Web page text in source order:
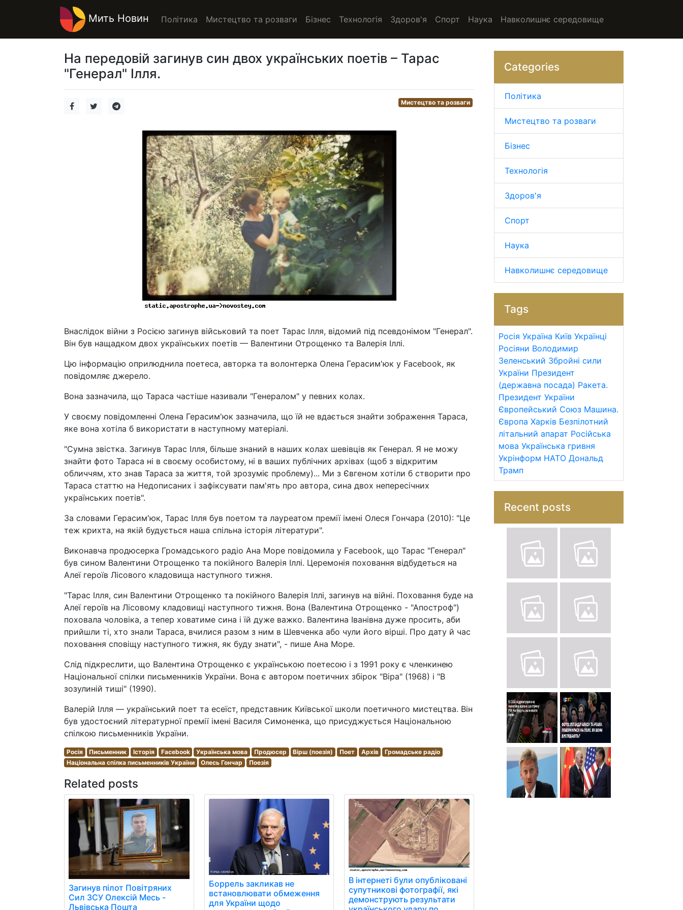
Мить Новин Політика Мистецтво та розваги Бізнес Технологія Здоров'я Спорт Наука Навколишнє середовище
На передовій загинув син двох українських поетів – Тарас
"Генерал" Ілля.
Мистецтво та розваги
Внаслідок війни з Росією загинув військовий та поет Тарас Ілля, відомий під псевдонімом "Генерал".
Він був нащадком двох українських поетів — Валентини Отрощенко та Валерія Іллі.
Цю інформацію оприлюднила поетеса, авторка та волонтерка Олена Герасим'юк у Facebook, як
повідомляє джерело.
Вона зазначила, що Тараса частіше називали "Генералом" у певних колах.
У своєму повідомленні Олена Герасим'юк зазначила, що їй не вдається знайти зображення Тараса,
яке вона хотіла б використати в наступному матеріалі.
"Сумна звістка. Загинув Тарас Ілля, більше знаний в наших колах шевівців як Генерал. Я не можу
знайти фото Тараса ні в своєму особистому, ні в ваших публічних архівах (щоб з відкритим
обличчям, хто знав Тараса за життя, той зрозуміє проблему)... Ми з Євгеном хотіли б створити про
Тараса статтю на Недописаних і зафіксувати пам'ять про автора, сина двох непересічних
українських поетів".
За словами Герасим'юк, Тарас Ілля був поетом та лауреатом премії імені Олеся Гончара (2010): "Це
теж крихта, на якій будується наша спільна історія літератури".
Виконавча продюсерка Громадського радіо Ана Море повідомила у Facebook, що Тарас "Генерал"
був сином Валентини Отрощенко та покійного Валерія Іллі. Церемонія поховання відбудеться на
Алеї героїв Лісового кладовища наступного тижня.
"Тарас Ілля, син Валентини Отрощенко та покійного Валерія Іллі, загинув на війні. Поховання буде на
Алеї героїв на Лісовому кладовищі наступного тижня. Вона (Валентина Отрощенко - "Апостроф")
поховала чоловіка, а тепер ховатиме сина і їй дуже важко. Валентина Іванівна дуже просить, аби
прийшли ті, хто знали Тараса, вчилися разом з ним в Шевченка або чули його вірші. Про дату й час
поховання сповіщу наступного тижня, як буду знати", - пише Ана Море.
Слід підкреслити, що Валентина Отрощенко є українською поетесою і з 1991 року є членкинею
Національної спілки письменників України. Вона є автором поетичних збірок "Віра" (1968) і "В
зозулиній тиші" (1990).
Валерій Ілля — український поет та есеїст, представник Київської школи поетичного мистецтва. Він
був удостоєний літературної премії імені Василя Симоненка, що присуджується Національною
спілкою письменників України.
Росія Письменник Історія Facebook Українська мова Продюсер Вірш (поезія) Поет Архів
Громадське радіо
Національна спілка письменників України
Олесь Гончар Поезія
Related posts
Загинув пілот Повітряних
Сил ЗСУ Олексій Месь -
Львівська Пошта
Боррель закликав не
встановлювати обмеження
для України щодо
В інтернеті були опубліковані
супутникові фотографії, які
демонструють результати
Categories
Політика
Мистецтво та розваги
Бізнес
Технологія
Здоров'я
Спорт
Наука
Навколишнє середовище
Tags
Росія Україна Київ Українці
Росіяни Володимир
Зеленський Збройні сили
України Президент
(державна посада) Ракета.
Президент України
Європейський Союз Машина.
Європа Харків Безпілотний
літальний апарат Російська
мова Українська гривня
Укрінформ НАТО Дональд
Трамп
Recent posts